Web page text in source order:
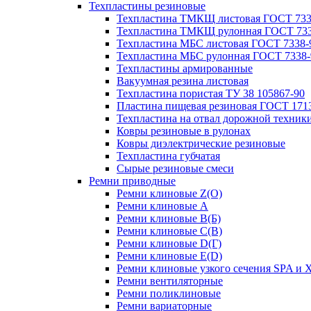
Техпластины резиновые
Техпластина ТМКЩ листовая ГОСТ
Техпластина ТМКЩ рулонная ГОСТ
Техпластина МБС листовая ГОСТ 7338-
Техпластина МБС рулонная ГОСТ
Техпластины армированные
Вакуумная резина листовая
Техпластина пористая ТУ 38 105867-90
Пластина пищевая резиновая ГОСТ
Техпластина на отвал дорожной
Ковры резиновые в рулонах
Ковры диэлектрические резиновые
Техпластина губчатая
Сырые резиновые смеси
Ремни приводные
Ремни клиновые Z(О)
Ремни клиновые A
Ремни клиновые B(Б)
Ремни клиновые C(В)
Ремни клиновые D(Г)
Ремни клиновые Е(D)
Ремни клиновые узкого сечения SPA и
Ремни вентиляторные
Ремни поликлиновые
Ремни вариаторные